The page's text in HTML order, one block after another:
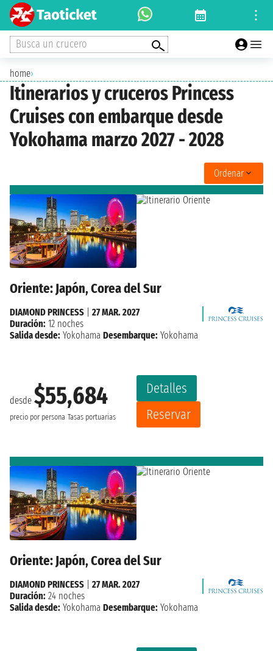
Busca un crucero
home›
Itinerarios y cruceros Princess
Cruises con embarque desde
Yokohama marzo 2027 - 2028
Ordenar
Oriente: Japón, Corea del Sur
desde $55,684
precio por persona Tasas portuarias
Detalles
Reservar
DIAMOND PRINCESS
27 MAR. 2027
Duración: 12 noches
Salida desde: Yokohama Desembarque: Yokohama
Oriente: Japón, Corea del Sur
DIAMOND PRINCESS
27 MAR. 2027
Duración: 24 noches
Salida desde: Yokohama Desembarque: Yokohama